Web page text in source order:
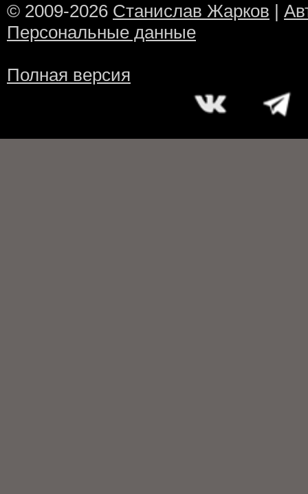
© 2009-2026 Станислав Жарков |
Персональные данные
Полная версия